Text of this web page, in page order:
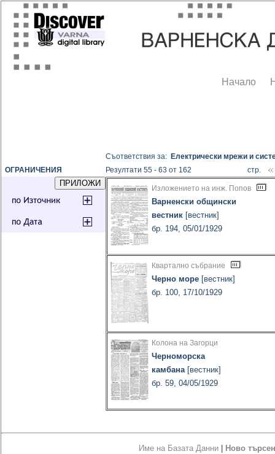
Начало
ОГРАНИЧЕНИЯ
Съответствия за: Електрически мрежи и
Резултати 55 - 63 от 162
стр.
Изложението на инж. Попов
Варненски общински
вестник [вестник]
бр. 194, 05/01/1929
Квартално събрание
Черно море [вестник]
бр. 100, 17/10/1929
Колона на Загорци
Черноморска
камбана[вестник]
бр. 59, 04/05/1929
Име на Базата Данни Ново